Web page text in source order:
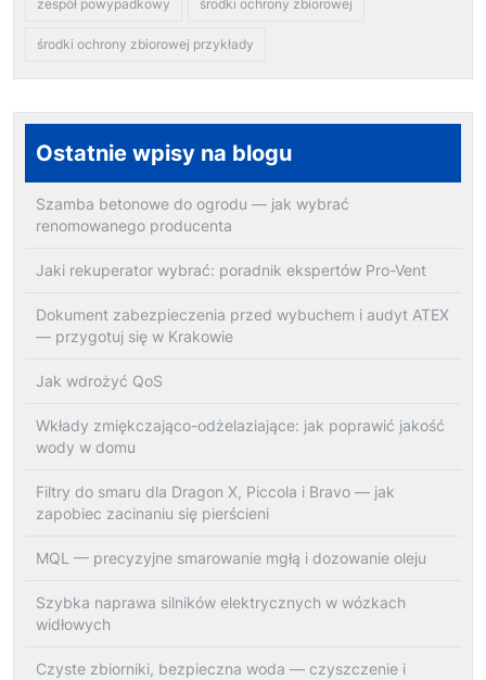
zespół powypadkowy środki ochrony zbiorowej
środki ochrony zbiorowej przykłady
Ostatnie wpisy na blogu
Szamba betonowe do ogrodu — jak wybrać
renomowanego producenta
Jaki rekuperator wybrać: poradnik ekspertów Pro-Vent
Dokument zabezpieczenia przed wybuchem i audyt ATEX
— przygotuj się w Krakowie
Jak wdrożyć QoS
Wkłady zmiękczająco-odżelaziające: jak poprawić jakość
wody w domu
Filtry do smaru dla Dragon X, Piccola i Bravo — jak
zapobiec zacinaniu się pierścieni
MQL — precyzyjne smarowanie mgłą i dozowanie oleju
Szybka naprawa silników elektrycznych w wózkach
widłowych
Czyste zbiorniki, bezpieczna woda — czyszczenie i